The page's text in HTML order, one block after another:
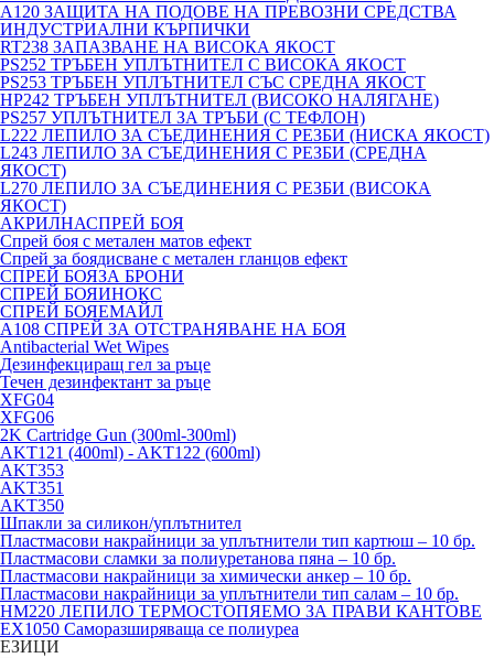
A120 ЗАЩИТА НА ПОДОВЕ НА ПРЕВОЗНИ СРЕДСТВА
ИНДУСТРИАЛНИ КЪРПИЧКИ
RT238 ЗАПАЗВАНЕ НА ВИСОКА ЯКОСТ
PS252 ТРЪБЕН УПЛЪТНИТЕЛ С ВИСОКА ЯКОСТ
PS253 ТРЪБЕН УПЛЪТНИТЕЛ СЪС СРЕДНА ЯКОСТ
HP242 ТРЪБЕН УПЛЪТНИТЕЛ (ВИСОКО НАЛЯГАНЕ)
PS257 УПЛЪТНИТЕЛ ЗА ТРЪБИ (С ТЕФЛОН)
L222 ЛЕПИЛО ЗА СЪЕДИНЕНИЯ С РЕЗБИ (НИСКА ЯКОСТ)
L243 ЛЕПИЛО ЗА СЪЕДИНЕНИЯ С РЕЗБИ (СРЕДНА
ЯКОСТ)
L270 ЛЕПИЛО ЗА СЪЕДИНЕНИЯ С РЕЗБИ (ВИСОКА
ЯКОСТ)
АКРИЛНАСПРЕЙ БОЯ
Спрей боя с метален матов ефект
Спрей за боядисване с метален гланцов ефект
СПРЕЙ БОЯЗА БРОНИ
СПРЕЙ БОЯИНОКС
СПРЕЙ БОЯЕМАЙЛ
A108 СПРЕЙ ЗА ОТСТРАНЯВАНЕ НА БОЯ
Antibacterial Wet Wipes
Дезинфекциращ гел за ръце
Течен дезинфектант за ръце
XFG04
XFG06
2K Cartridge Gun (300ml-300ml)
AKT121 (400ml) - AKT122 (600ml)
AKT353
AKT351
AKT350
Шпакли за силикон/уплътнител
Пластмасови накрайници за уплътнители тип картюш – 10 бр.
Пластмасови сламки за полиуретанова пяна – 10 бр.
Пластмасови накрайници за химически анкер – 10 бр.
Пластмасови накрайници за уплътнители тип салам – 10 бр.
HM220 ЛЕПИЛО ТЕРМОСТОПЯЕМО ЗА ПРАВИ КАНТОВЕ
EX1050 Саморазширяваща се полиуреа
ЕЗИЦИ